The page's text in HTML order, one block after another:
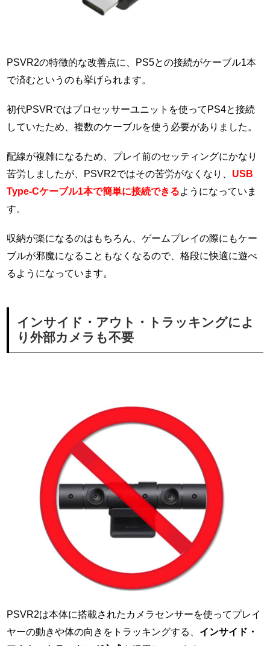
PSVR2の特徴的な改善点に、PS5との接続がケーブル1本
で済むというのも挙げられます。
初代PSVRではプロセッサーユニットを使ってPS4と接続
していたため、複数のケーブルを使う必要がありました。
配線が複雑になるため、プレイ前のセッティングにかなり
苦労しましたが、PSVR2ではその苦労がなくなり、 USB
Type-Cケーブル1本で簡単に接続できるようになっていま
す。
収納が楽になるのはもちろん、ゲームプレイの際にもケー
ブルが邪魔になることもなくなるので、格段に快適に遊べ
るようになっています。
インサイド・アウト・トラッキングによ
り外部カメラも不要
PSVR2は本体に搭載されたカメラセンサーを使ってプレイ
ヤーの動きや体の向きをトラッキングする、 インサイド・